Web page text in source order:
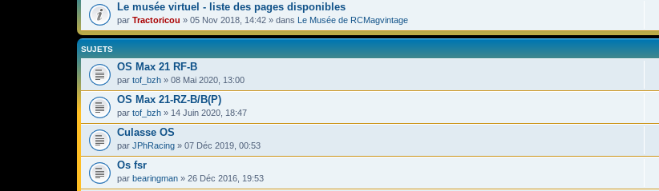
Le musée virtuel - liste des pages disponibles
par Tractoricou » 05 Nov 2018, 14:42 » dans Le Musée de RCMagvintage
SUJETS
OS Max 21 RF-B
par tof_bzh » 08 Mai 2020, 13:00
OS Max 21-RZ-B/B(P)
par tof_bzh » 14 Juin 2020, 18:47
Culasse OS
par JPhRacing » 07 Déc 2019, 00:53
Os fsr
par bearingman » 26 Déc 2016, 19:53